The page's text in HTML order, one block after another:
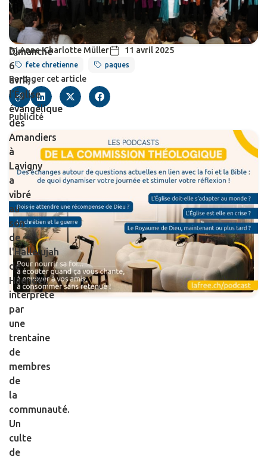
Anne-Charlotte Müller 11 avril 2025
fete chretienne paques
Partager cet article
Publicité
Dimanche
6
avril,
l’Église
évangélique
des
Amandiers
à
Lavigny
a
vibré
au
son
de
l'Hallelujah
de
Haendel,
interprété
par
une
trentaine
de
membres
de
la
communauté.
Un
culte
de